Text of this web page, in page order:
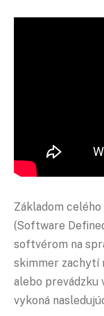
Základom
(Software
softvérom na
skimmer zachytí
alebo prevádzku
vykoná